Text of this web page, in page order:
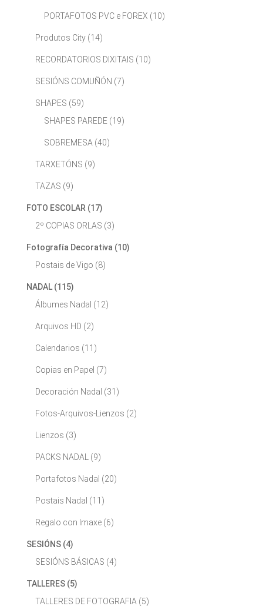
PORTAFOTOS PVC e FOREX (10)
Produtos City (14)
RECORDATORIOS DIXITAIS (10)
SESIÓNS COMUÑÓN (7)
SHAPES (59)
SHAPES PAREDE (19)
SOBREMESA (40)
TARXETÓNS (9)
TAZAS (9)
FOTO ESCOLAR (17)
2º COPIAS ORLAS (3)
Fotografía Decorativa (10)
Postais de Vigo (8)
NADAL (115)
Álbumes Nadal (12)
Arquivos HD (2)
Calendarios (11)
Copias en Papel (7)
Decoración Nadal (31)
Fotos-Arquivos-Lienzos (2)
Lienzos (3)
PACKS NADAL (9)
Portafotos Nadal (20)
Postais Nadal (11)
Regalo con Imaxe (6)
SESIÓNS (4)
SESIÓNS BÁSICAS (4)
TALLERES (5)
TALLERES DE FOTOGRAFIA (5)